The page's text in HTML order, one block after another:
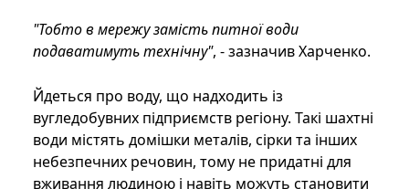
"Тобто в мережу замість питної води
подаватимуть технічну", - зазначив Харченко.
Йдеться про воду, що надходить із
вугледобувних підприємств регіону. Такі шахтні
води містять домішки металів, сірки та інших
небезпечних речовин, тому не придатні для
вживання людиною і навіть можуть становити